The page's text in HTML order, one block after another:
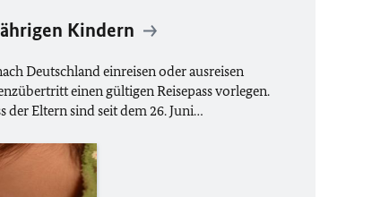
Kindern
Deutschland einreisen oder ausreisen
einen gültigen Reisepass vorlegen.
der Eltern sind seit dem 26. Juni…